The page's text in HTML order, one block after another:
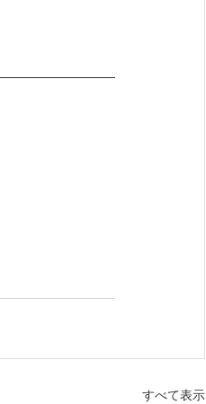
すべて表示